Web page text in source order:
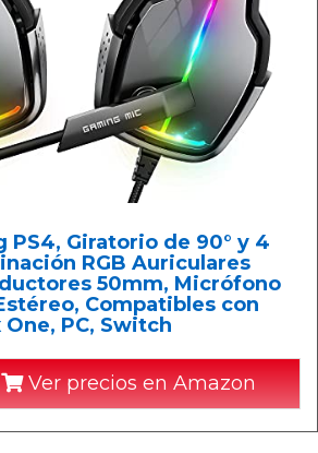
PS4, Giratorio de 90° y 4
RGB Auriculares
50mm, Micrófono
Compatibles con
One, PC, Switch
Ver precios en Amazon